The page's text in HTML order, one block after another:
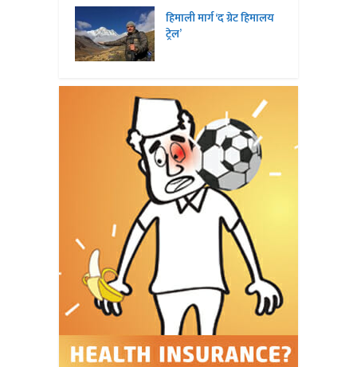
हिमाली मार्ग ‘द ग्रेट हिमालय
ट्रेल’